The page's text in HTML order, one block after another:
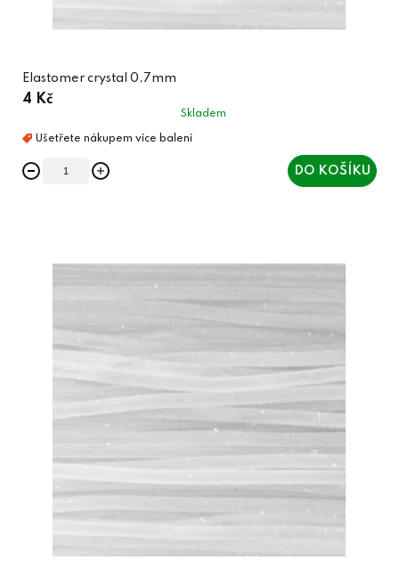
Elastomer crystal 0,7mm
4 Kč
Skladem
DO KOŠÍKU